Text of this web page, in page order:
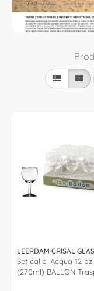
LEERDAM CRISAL
Set calici Acqua 12
(270ml) BALLON